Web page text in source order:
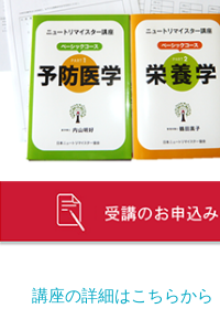
講座の詳細はこちらから